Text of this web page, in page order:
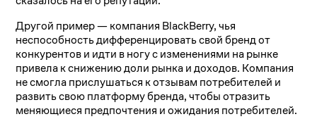
Другой пример — компания BlackBerry, чья
неспособность дифференцировать свой бренд от
конкурентов и идти в ногу с изменениями на рынке
привела к снижению доли рынка и доходов. Компания
не смогла прислушаться к отзывам потребителей и
развить свою платформу бренда, чтобы отразить
меняющиеся предпочтения и ожидания потребителей.